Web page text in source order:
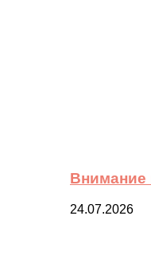
Внимание
24.07.2026